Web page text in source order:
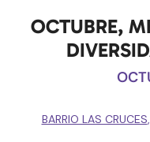
OCTUBRE,
BARRIO LAS CRUCES,